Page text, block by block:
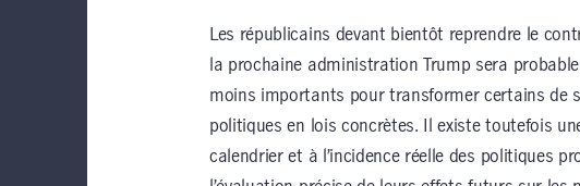
Les républicains devant bientôt reprendre le
la prochaine administration Trump sera
moins importants pour transformer certains de
politiques en lois concrètes. Il existe toutefois
calendrier et à l’incidence réelle des politiques